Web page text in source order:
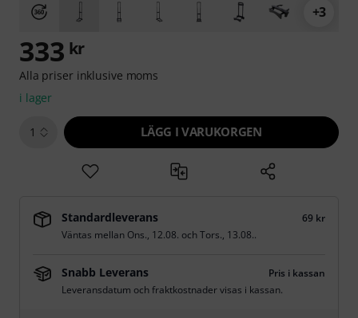
+3
333 kr
Alla priser inklusive moms
i lager
1 LÄGG I VARUKORGEN
Standardleverans
69 kr
Väntas mellan Ons., 12.08. ochTors., 13.08..
Snabb Leverans
Pris i kassan
Leveransdatum och fraktkostnader visas i kassan.